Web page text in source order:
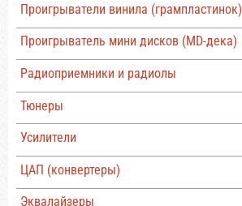
Проигрыватели винила (грампластинок)
Проигрыватель мини дисков (MD-дека)
Радиоприемники и радиолы
Тюнеры
Усилители
ЦАП (конвертеры)
Эквалайзеры